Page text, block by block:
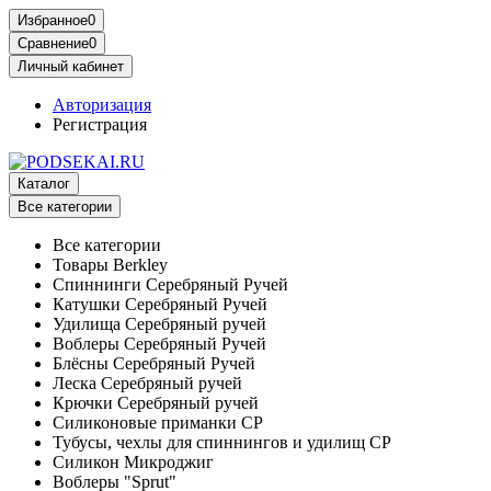
Избранное0
Сравнение0
Личный кабинет
Авторизация
Регистрация
Каталог
Все категории
Все категории
Товары Berkley
Спиннинги Серебряный Ручей
Катушки Серебряный Ручей
Удилища Серебряный ручей
Воблеры Серебряный Ручей
Блёсны Серебряный Ручей
Леска Серебряный ручей
Крючки Серебряный ручей
Силиконовые приманки СР
Тубусы, чехлы для спиннингов и удилищ СР
Силикон Микроджиг
Воблеры "Sprut"